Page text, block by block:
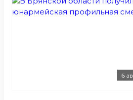
6